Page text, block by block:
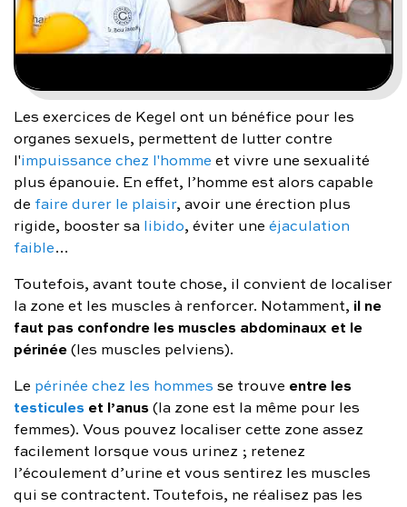
Les exercices de Kegel ont un bénéfice pour les
organes sexuels, permettent de lutter contre
l'impuissance chez l'homme et vivre une sexualité
plus épanouie. En effet, l’homme est alors capable
de faire durer le plaisir, avoir une érection plus
rigide, booster sa libido, éviter une éjaculation
faible…
Toutefois, avant toute chose, il convient de localiser
la zone et les muscles à renforcer. Notamment, il ne
faut pas confondre les muscles abdominaux et le
périnée(les muscles pelviens).
Le périnée chez les hommes se trouve entre les
testicules et l’anus(la zone est la même pour les
femmes). Vous pouvez localiser cette zone assez
facilement lorsque vous urinez ; retenez
l’écoulement d’urine et vous sentirez les muscles
qui se contractent. Toutefois, ne réalisez pas les